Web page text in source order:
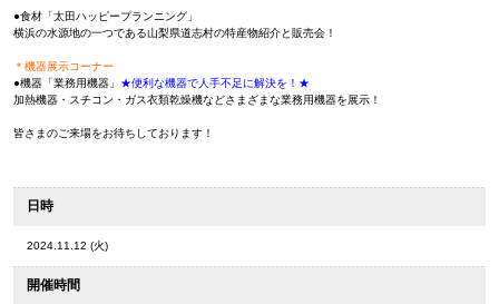
●食材「太田ハッピープランニング」
横浜の水源地の一つである山梨県道志村の特産物紹介と販売会！
＊機器展示コーナー
●機器「業務用機器」 ★便利な機器で人手不足に解決を！★
加熱機器・スチコン・ガス衣類乾燥機などさまざまな業務用機器を展示！
皆さまのご来場をお待ちしております！
日時
2024.11.12 (火)
開催時間